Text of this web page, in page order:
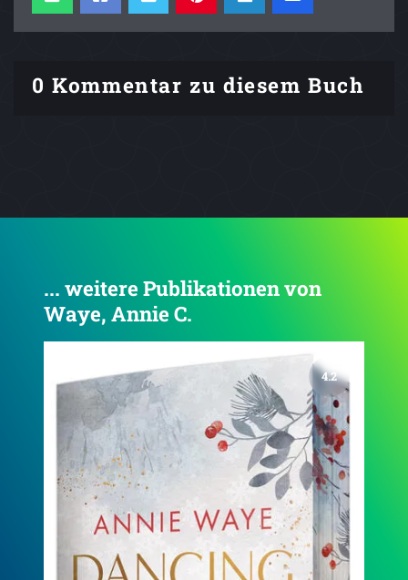
0 Kommentar zu diesem Buch
... weitere Publikationen von
Waye, Annie C.
3.9